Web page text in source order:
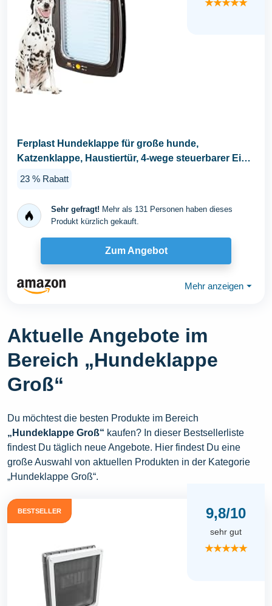
★★★★★
Ferplast Hundeklappe für große hunde,
Katzenklappe, Haustiertür, 4-wege steuerbarer Ein-
23 % Rabatt
Sehr gefragt! Mehr als 131 Personen haben dieses
Produkt kürzlich gekauft.
Zum Angebot
Mehr anzeigen ⏷
Aktuelle Angebote im
Bereich „Hundeklappe
Groß“
Du möchtest die besten Produkte im Bereich
„Hundeklappe Groß“ kaufen? In dieser Bestsellerliste
findest Du täglich neue Angebote. Hier findest Du eine
große Auswahl von aktuellen Produkten in der Kategorie
„Hundeklappe Groß“.
BESTSELLER 9,8/10
sehr gut
★★★★★